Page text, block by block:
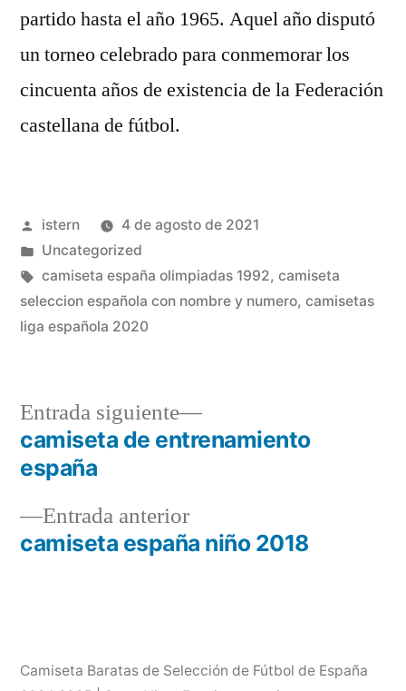
partido hasta el año 1965. Aquel año disputó
un torneo celebrado para conmemorar los
cincuenta años de existencia de la Federación
castellana de fútbol.
Publicado
por
istern
4 de agosto de 2021
Publicado
en
Uncategorized
Etiquetas:
camiseta españa olimpiadas 1992, camiseta
seleccion española con nombre y numero, camisetas
liga española 2020
Navegación
entradas
Entrada anteriorEntrada
anterior:
camiseta españa niño 2018
Entrada siguiente
Entrada
siguiente:
camiseta de entrenamiento
españa
Camiseta Baratas de Selección de Fútbol de España